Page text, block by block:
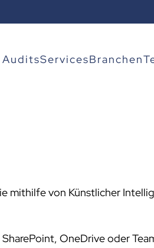
AuditsServicesBranchen
mithilfe von Künstlicher
OneDrive oder